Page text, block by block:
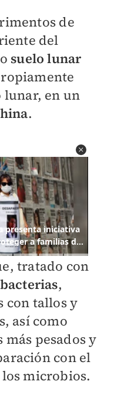
de
del
suelo lunar
en un
.
tratado con
,
con tallos y
así como
pesados y
con el
microbios.